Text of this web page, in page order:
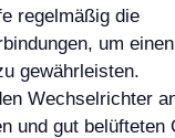
regelmäßig die
um
gewährleisten.
Wechselrichter
und gut belüfteten